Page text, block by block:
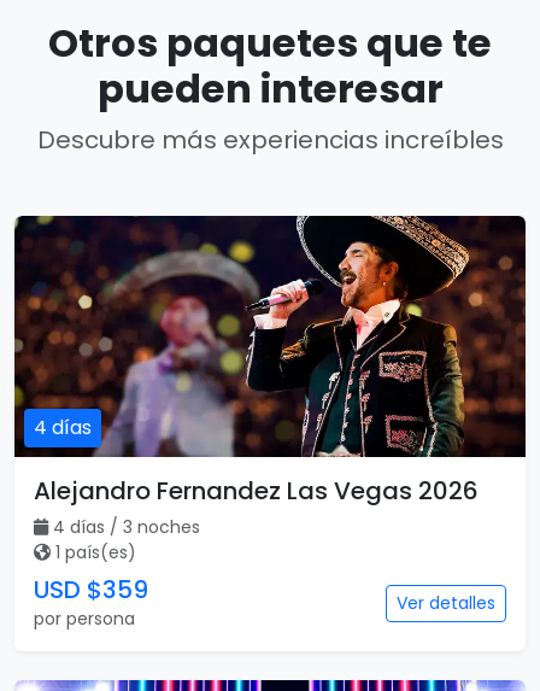
Otros paquetes que te
pueden interesar
Descubre más experiencias increíbles
4 días
Alejandro Fernandez Las Vegas 2026
4 días / 3 noches
1 país(es)
USD $359
por persona
Ver detalles